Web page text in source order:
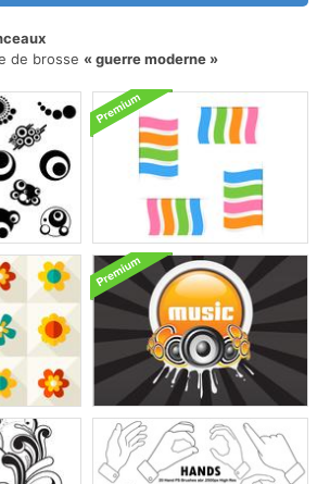
de brosse
guerre moderne